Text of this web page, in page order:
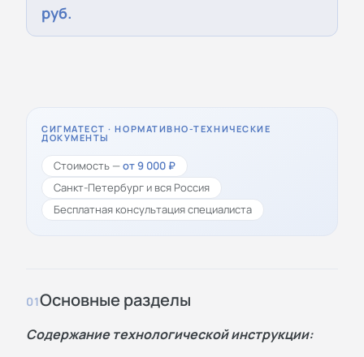
руб.
СИГМАТЕСТ · НОРМАТИВНО-ТЕХНИЧЕСКИЕ
ДОКУМЕНТЫ
Стоимость —от 9 000 ₽
Санкт-Петербург и вся Россия
Бесплатная консультация специалиста
01Основные разделы
Содержание технологической инструкции: